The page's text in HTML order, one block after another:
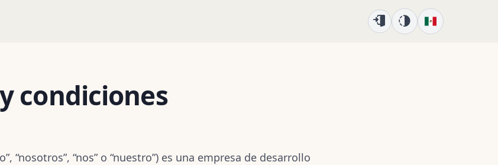
condiciones
“nosotros”, “nos” o “nuestro”) es una empresa de desarrollo